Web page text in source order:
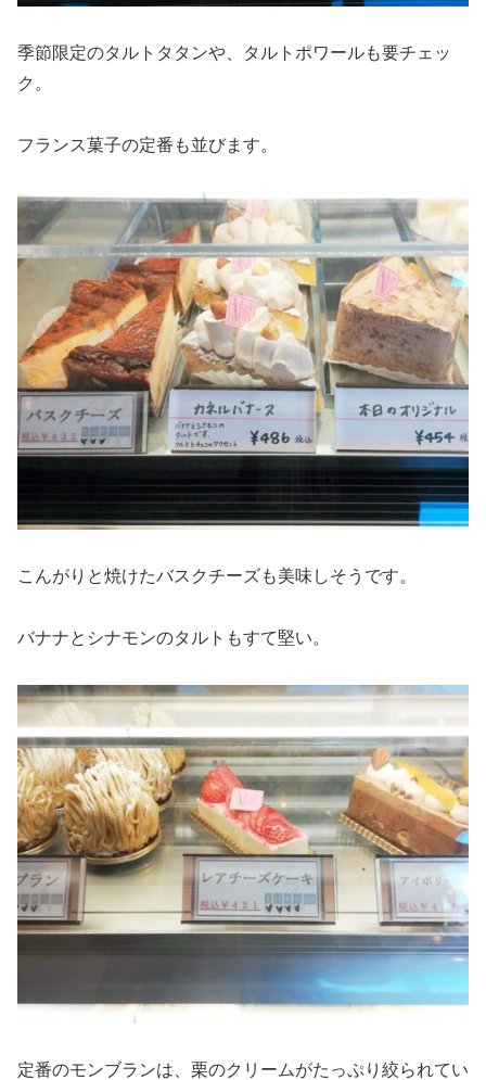
季節限定のタルトタタンや、タルトポワールも要チェッ
ク。
フランス菓子の定番も並びます。
こんがりと焼けたバスクチーズも美味しそうです。
バナナとシナモンのタルトもすて堅い。
定番のモンブランは、栗のクリームがたっぷり絞られてい